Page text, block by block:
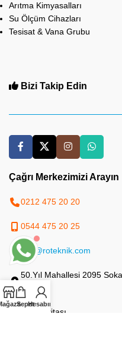
Arıtma Kimyasalları
Su Ölçüm Cihazları
Tesisat & Vana Grubu
Bizi Takip Edin
Çağrı Merkezimizi Arayın
0212 475 20 20
0544 475 20 25
info@roteknik.com
50.Yıl Mahallesi 2095
İstanbul
Site Haritası
SepetHesabım